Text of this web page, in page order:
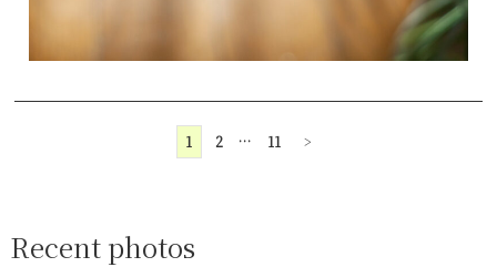
1 2 … 11 >
Recent photos